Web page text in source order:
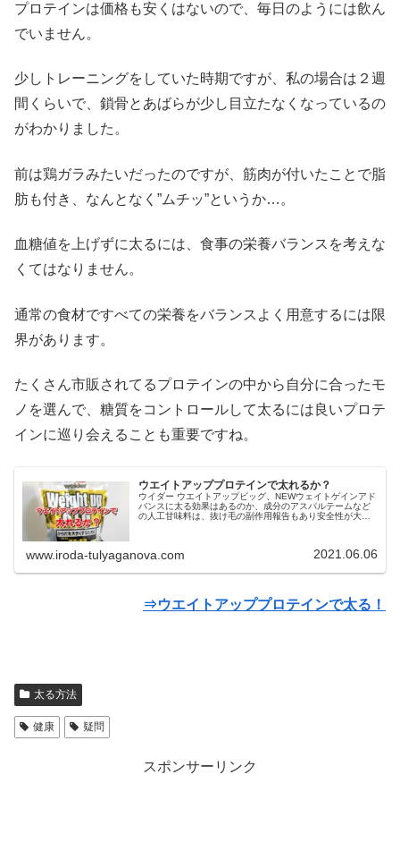
プロテインは価格も安くはないので、毎日のようには飲ん
でいません。
少しトレーニングをしていた時期ですが、私の場合は２週
間くらいで、鎖骨とあばらが少し目立たなくなっているの
がわかりました。
前は鶏ガラみたいだったのですが、筋肉が付いたことで脂
肪も付き、なんとなく”ムチッ”というか…。
血糖値を上げずに太るには、食事の栄養バランスを考えな
くてはなりません。
通常の食材ですべての栄養をバランスよく用意するには限
界があります。
たくさん市販されてるプロテインの中から自分に合ったモ
ノを選んで、糖質をコントロールして太るには良いプロテ
インに巡り会えることも重要ですね。
ウエイトアッププロテインで太れるか？
ウイダー ウエイトアップビッグ、NEWウェイトゲインアド
バンスに太る効果はあるのか、成分のアスパルテームなど
の人工甘味料は、抜け毛の副作用報告もあり安全性が大丈
のを食べると、お腹が痛くなったり、便秘や下痢になって
るのか？
www.iroda-tulyaganova.com 2021.06.06
⇒ウエイトアッププロテインで太る！
太る方法
健康 疑問
スポンサーリンク